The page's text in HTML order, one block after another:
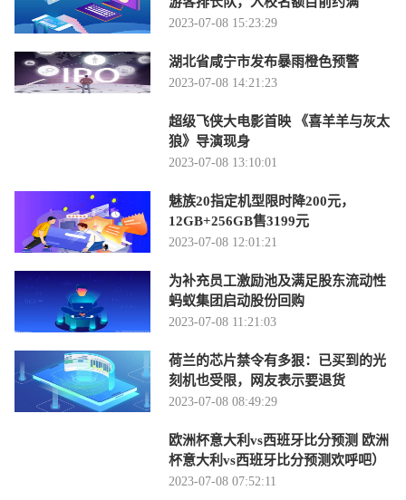
2023-07-08 15:23:29
湖北省咸宁市发布暴雨橙色预警
2023-07-08 14:21:23
超级飞侠大电影首映 《喜羊羊与灰太
狼》导演现身
2023-07-08 13:10:01
魅族20指定机型限时降200元，
12GB+256GB售3199元
2023-07-08 12:01:21
为补充员工激励池及满足股东流动性
蚂蚁集团启动股份回购
2023-07-08 11:21:03
荷兰的芯片禁令有多狠：已买到的光
刻机也受限，网友表示要退货
2023-07-08 08:49:29
欧洲杯意大利vs西班牙比分预测 欧洲
杯意大利vs西班牙比分预测欢呼吧）
2023-07-08 07:52:11